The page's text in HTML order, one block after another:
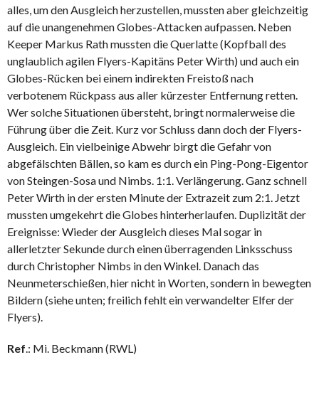
alles, um den Ausgleich herzustellen, mussten aber gleichzeitig
auf die unangenehmen Globes-Attacken aufpassen. Neben
Keeper Markus Rath mussten die Querlatte (Kopfball des
unglaublich agilen Flyers-Kapitäns Peter Wirth) und auch ein
Globes-Rücken bei einem indirekten Freistoß nach
verbotenem Rückpass aus aller kürzester Entfernung retten.
Wer solche Situationen übersteht, bringt normalerweise die
Führung über die Zeit. Kurz vor Schluss dann doch der Flyers-
Ausgleich. Ein vielbeinige Abwehr birgt die Gefahr von
abgefälschten Bällen, so kam es durch ein Ping-Pong-Eigentor
von Steingen-Sosa und Nimbs. 1:1. Verlängerung. Ganz schnell
Peter Wirth in der ersten Minute der Extrazeit zum 2:1. Jetzt
mussten umgekehrt die Globes hinterherlaufen. Duplizität der
Ereignisse: Wieder der Ausgleich dieses Mal sogar in
allerletzter Sekunde durch einen überragenden Linksschuss
durch Christopher Nimbs in den Winkel. Danach das
Neunmeterschießen, hier nicht in Worten, sondern in bewegten
Bildern (siehe unten; freilich fehlt ein verwandelter Elfer der
Flyers).
Ref.: Mi. Beckmann (RWL)